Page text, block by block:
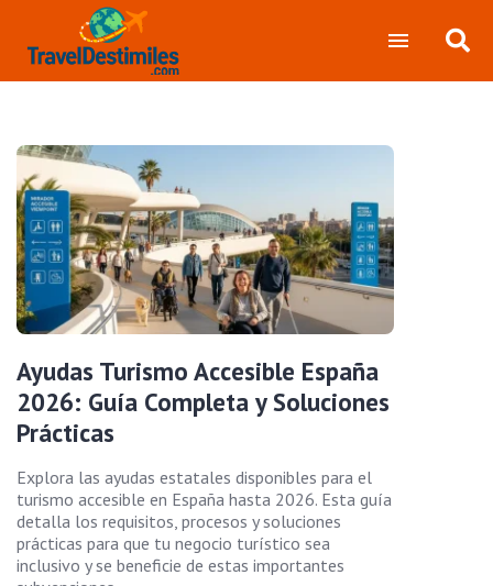
Ayudas Turismo Accesible España
2026: Guía Completa y Soluciones
Prácticas
Explora las ayudas estatales disponibles para el
turismo accesible en España hasta 2026. Esta guía
detalla los requisitos, procesos y soluciones
prácticas para que tu negocio turístico sea
inclusivo y se beneficie de estas importantes